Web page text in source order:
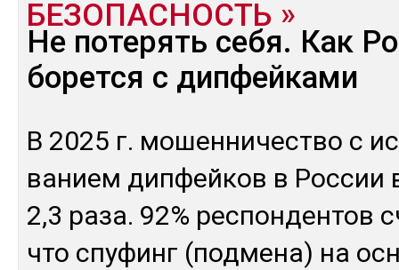
БЕЗОПАСНОСТЬ
Не потерять себя. Как
борется с дипфейками
В 2025 г. мо­шен­ни­чес­тво с
ванием дип­фей­ков в Рос­сии
2,3 ра­за. 92% рес­пон­ден­тов
что спу­финг (под­ме­на) на